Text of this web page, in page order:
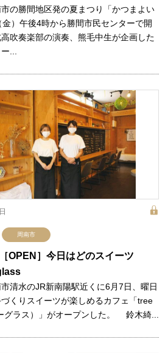
の勝間地区発の夏まつり「かつまよい
）午後4時から勝間市民センターで開
吹奏楽部の演奏、熊毛中生が企画した
...
周南市
OPEN］今日はどのスイーツ
清水のJR新南陽駅近くに6月7日、曜日
くりスイーツが楽しめるカフェ「tree
グラス）」がオープンした。 鈴木綺...